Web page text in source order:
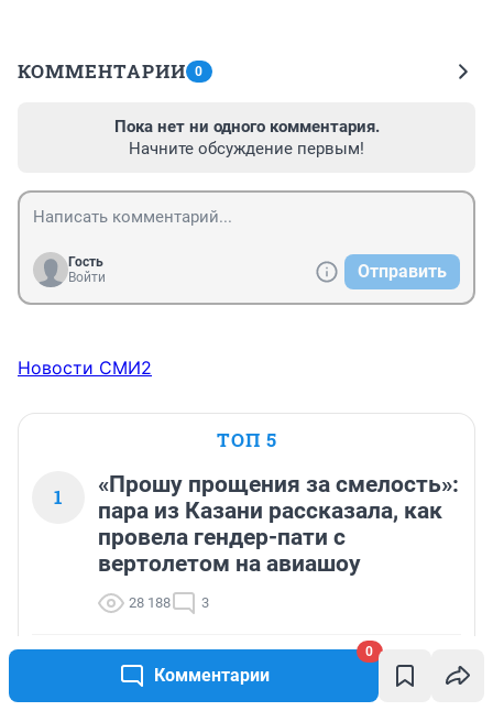
Комментарии
0
КОММЕНТАРИИ 0
Пока нет ни одного комментария.
Начните обсуждение первым!
Гость
Войти
Отправить
Новости СМИ2
ТОП 5
1
«Прошу прощения за смелость»:
пара из Казани рассказала, как
провела гендер-пати с
вертолетом на авиашоу
28 188 3
«Лети, не хочу тебя знать»: в суде зачитали
переписку жительницы Казани и мужа-турка,